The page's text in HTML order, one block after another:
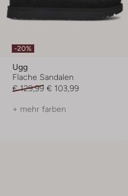
-20%
Ugg
Flache Sandalen
€ 129,99 € 103,99
+ mehr farben